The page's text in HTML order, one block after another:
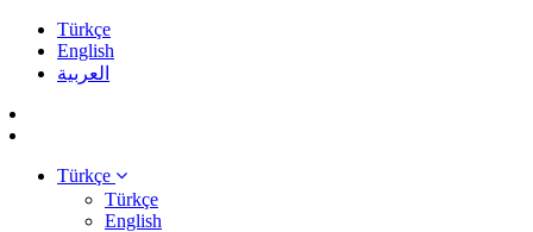
Türkçe
English
العربية
Türkçe
Türkçe
English